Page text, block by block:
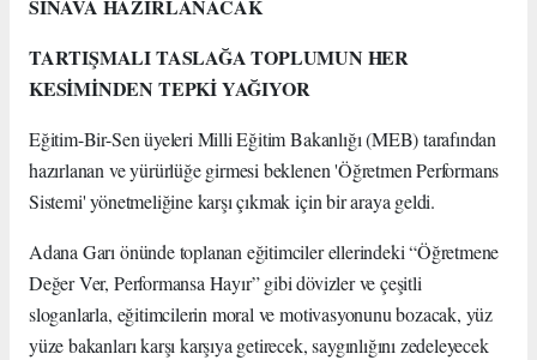
SINAVA HAZIRLANACAK
TARTIŞMALI TASLAĞA TOPLUMUN HER
KESİMİNDEN TEPKİ YAĞIYOR
Eğitim-Bir-Sen üyeleri Milli Eğitim Bakanlığı (MEB) tarafından
hazırlanan ve yürürlüğe girmesi beklenen 'Öğretmen Performans
Sistemi' yönetmeliğine karşı çıkmak için bir araya geldi.
Adana Garı önünde toplanan eğitimciler ellerindeki “Öğretmene
Değer Ver, Performansa Hayır” gibi dövizler ve çeşitli
sloganlarla, eğitimcilerin moral ve motivasyonunu bozacak, yüz
yüze bakanları karşı karşıya getirecek, saygınlığını zedeleyecek